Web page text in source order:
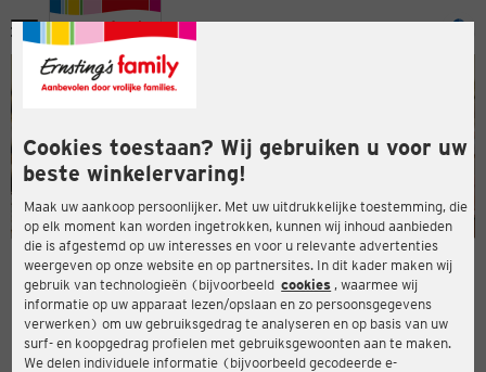
Cookies toestaan? Wij gebruiken u voor uw
beste winkelervaring!
Maak uw aankoop persoonlijker. Met uw uitdrukkelijke toestemming, die
op elk moment kan worden ingetrokken, kunnen wij inhoud aanbieden
die is afgestemd op uw interesses en voor u relevante advertenties
weergeven op onze website en op partnersites. In dit kader maken wij
gebruik van technologieën (bijvoorbeeld cookies , waarmee wij
informatie op uw apparaat lezen/opslaan en zo persoonsgegevens
verwerken) om uw gebruiksgedrag te analyseren en op basis van uw
surf- en koopgedrag profielen met gebruiksgewoonten aan te maken.
We delen individuele informatie (bijvoorbeeld gecodeerde e-
Menu
ERNSTING'S FAMILY-WINKEL
Lintforter Straße 75
47445 Moers